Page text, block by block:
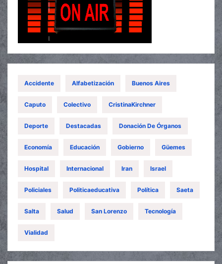
Accidente Alfabetización Buenos Aires
Caputo Colectivo CristinaKirchner
Deporte Destacadas Donación De Órganos
Economía Educación Gobierno Güemes
Hospital Internacional Iran Israel
Policiales Politicaeducativa Política Saeta
Salta Salud San Lorenzo Tecnología
Vialidad